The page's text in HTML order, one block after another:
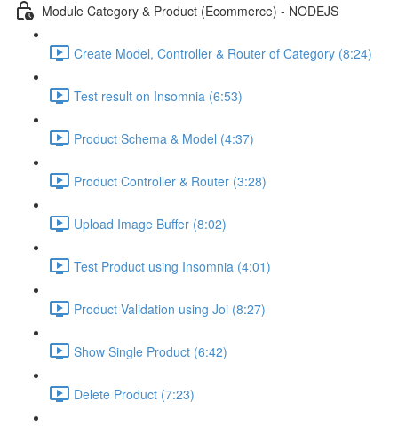
Module Category & Product (Ecommerce) - NODEJS
Create Model, Controller & Router of Category (8:24)
Test result on Insomnia (6:53)
Product Schema & Model (4:37)
Product Controller & Router (3:28)
Upload Image Buffer (8:02)
Test Product using Insomnia (4:01)
Product Validation using Joi (8:27)
Show Single Product (6:42)
Delete Product (7:23)